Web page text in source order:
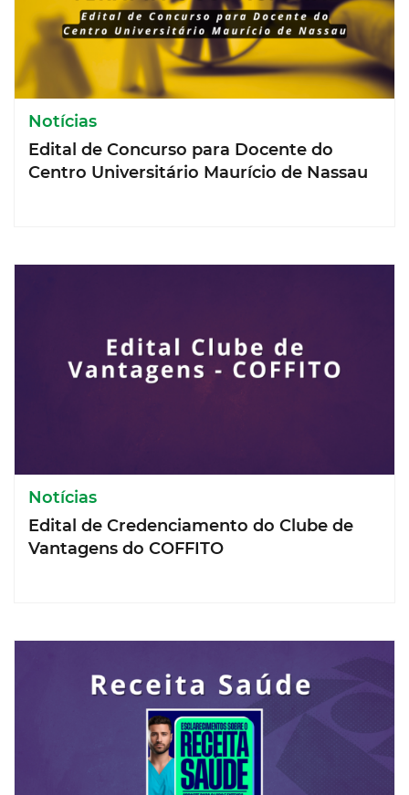
Notícias
Edital de Concurso para Docente do
Centro Universitário Maurício de Nassau
Notícias
Edital de Credenciamento do Clube de
Vantagens do COFFITO